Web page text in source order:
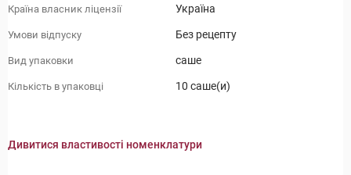
Країна власник ліцензії Україна
Умови відпуску Без рецепту
Вид упаковки саше
Кількість в упаковці 10 саше(и)
Дивитися властивості номенклатури